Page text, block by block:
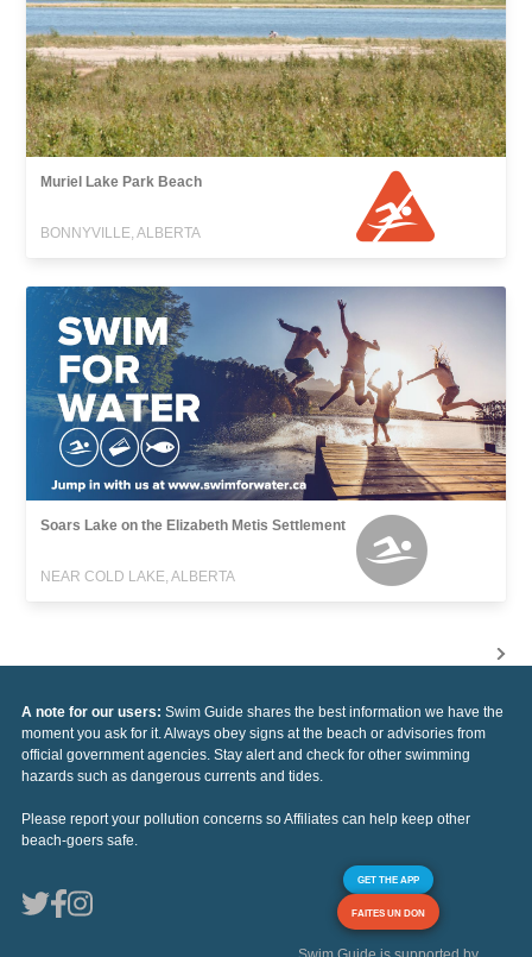
Muriel Lake Park Beach
BONNYVILLE, ALBERTA
Soars Lake on the Elizabeth Metis Settlement
NEAR COLD LAKE, ALBERTA
A note for our users: Swim Guide shares the best information we have the
moment you ask for it. Always obey signs at the beach or advisories from
official government agencies. Stay alert and check for other swimming
hazards such as dangerous currents and tides.
Please report your pollution concerns so Affiliates can help keep other
beach-goers safe.
GET THE APP
FAITES UN DON